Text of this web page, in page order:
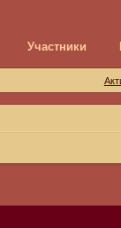
Участники